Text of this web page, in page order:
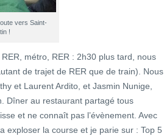
vers Saint-
!
métro, RER : 2h30 plus tard, nous
de trajet de RER que de train). Nous
et Laurent Ardito, et Jasmin Nunige,
Dîner au restaurant partagé tous
et ne connaît pas l’évènement. Avec
exploser la course et je parie sur : Top 5